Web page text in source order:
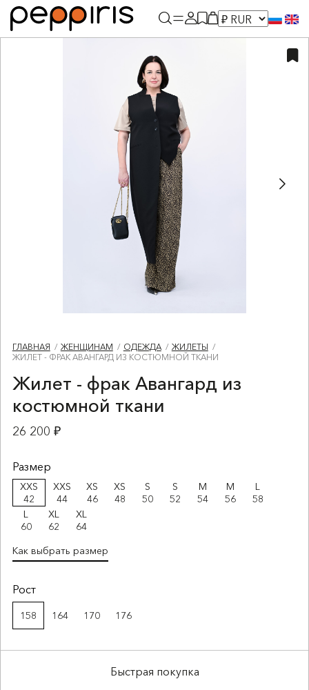
ГЛАВНАЯ ЖЕНЩИНАМ ОДЕЖДА
ЖИЛЕТЫ
ЖИЛЕТ - ФРАК АВАНГАРД ИЗ КОСТЮМНОЙ ТКАНИ
Жилет - фрак Авангард из
костюмной ткани
26 200 ₽
Размер
XXS
42
XXS
44
XS
46
XS
48
S
50
S
52
M
54
M
56
L
58
L
60
XL
62
XL
64
Как выбрать размер
Рост
158 164 170 176
Быстрая покупка